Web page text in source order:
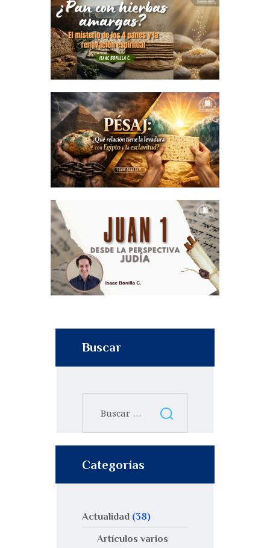
Buscar
Categorías
Actualidad (38)
Artículos varios